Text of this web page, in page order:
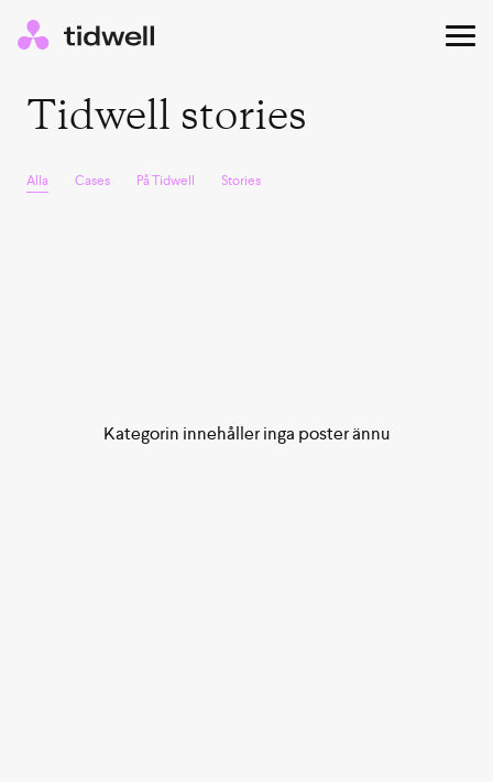
Tidwell stories
Alla Cases På Tidwell Stories
Kategorin innehåller inga poster ännu